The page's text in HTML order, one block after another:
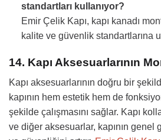
standartları kullanıyor?
Emir Çelik Kapı, kapı kanadı
kalite ve güvenlik standartlarına
14. Kapı Aksesuarlarının
Kapı aksesuarlarının doğru bir
kapının hem estetik hem de
şekilde çalışmasını sağlar. Kapı
ve diğer aksesuarlar, kapının genel